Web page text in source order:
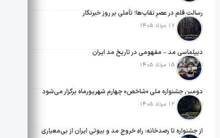
رسالتِ قلم در عصرِ نقاب‌ها؛ تأملی بر روز خبرنگار
تاریخ انتشار: 17 مرداد 1405
دیپلماسی مد – مفهومی در تاریخ مد ایران
تاریخ انتشار: 15 مرداد 1405
دومین جشنواره ملی «شاخص» چهارم شهریورماه برگزار می‌شود
تاریخ انتشار: 12 مرداد 1405
از جشنواره تا رصدخانه: راهِ خروج مد و بیوتی ایران از بی‌معیاری